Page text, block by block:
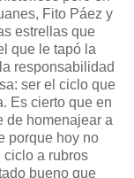
Fito Páez y
estrellas que
que le tapó la
responsabilidad
ser el ciclo que
Es cierto que en
de homenajear a
porque hoy no
ciclo a rubros
bueno que